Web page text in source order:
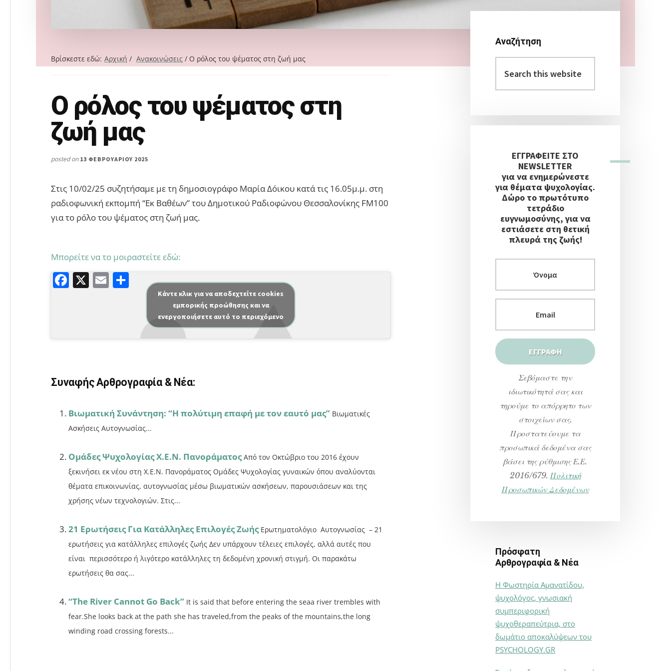
Βρίσκεστε εδώ: Αρχική / Ανακοινώσεις / Ο ρόλος του ψέματος στη ζωή μας
Search
this
website
Ο ρόλος του ψέματος στη
ζωή μας
posted on 13 ΦΕΒΡΟΥΑΡΊΟΥ 2025
Στις 10/02/25 συζητήσαμε με τη δημοσιογράφο Μαρία Δόικου κατά τις 16.05μ.μ. στη
ραδιοφωνική εκπομπή “Εκ Βαθέων” του Δημοτικού Ραδιοφώνου Θεσσαλονίκης FM100
για το ρόλο του ψέματος στη ζωή μας.
Μπορείτε να το μοιραστείτε εδώ:
F
b
o
k
X E
σ
ίτ
ε
Κάντε κλικ για να αποδεχτείτε cookies
εμπορικής προώθησης και να
ενεργοποιήσετε αυτό το περιεχόμενο
Συναφής Αρθρογραφία & Νέα:
Βιωματική Συνάντηση: “Η πολύτιμη επαφή με τον εαυτό μας” Βιωματικές
Ασκήσεις Αυτογνωσίας...
Ομάδες Ψυχολογίας Χ.Ε.Ν. Πανοράματος Από τον Οκτώβριο του 2016 έχουν
ξεκινήσει εκ νέου στη Χ.Ε.Ν. Πανοράματος Ομάδες Ψυχολογίας γυναικών όπου αναλύονται
θέματα επικοινωνίας, αυτογνωσίας μέσω βιωματικών ασκήσεων, παρουσιάσεων και της
χρήσης νέων τεχνολογιών. Στις...
21 Ερωτήσεις Για Κατάλληλες Επιλογές Ζωής Ερωτηματολόγιο Αυτογνωσίας – 21
ερωτήσεις για κατάλληλες επιλογές ζωής Δεν υπάρχουν τέλειες επιλογές, αλλά αυτές που
είναι περισσότερο ή λιγότερο κατάλληλες τη δεδομένη χρονική στιγμή. Οι παρακάτω
ερωτήσεις θα σας...
“The River Cannot Go Back” It is said that before entering the seaa river trembles with
fear.She looks back at the path she has traveled,from the peaks of the mountains,the long
winding road crossing forests...
Αρχική
Πλευρική
Στήλη
Αναζήτηση
this
website
ΕΓΓΡΑΦΕΙΤΕ ΣΤΟ
NEWSLETTER
για να ενημερώνεστε
για θέματα ψυχολογίας.
Δώρο το πρωτότυπο
τετράδιο
ευγνωμοσύνης, για να
εστιάσετε στη θετική
πλευρά της ζωής!
Σεβόμαστε την
ιδιωτικότητά σας και
τηρούμε το απόρρητο των
στοιχείων σας.
Προστατεύουμε τα
προσωπικά δεδομένα σας
βάσει της ρύθμισης Ε.Ε.
2016/679. Πολιτική
Προσωπικών Δεδομένων
Πρόσφατη
Αρθρογραφία & Νέα
Η Φωστηρία Αμανατίδου,
ψυχολόγος, γνωσιακή
συμπεριφορική
ψυχοθεραπεύτρια, στο
δωμάτιο αποκαλύψεων του
PSYCHOLOGY.GR